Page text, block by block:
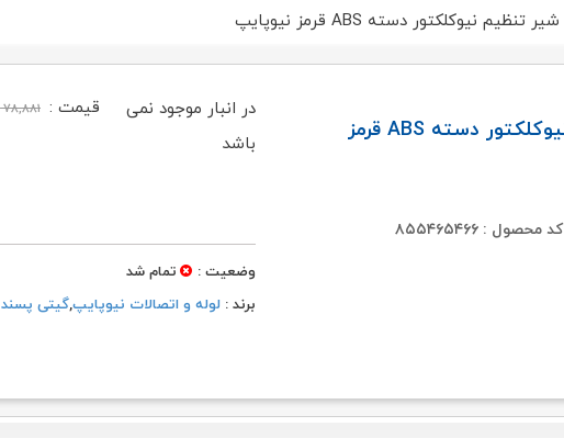
شیر تنظیم نیوکلکتور دسته ABS قرمز نیوپایپ
شیر تنظیم نیوکلکتور دسته ABS قرمز
کد محصول : ۸۵۵۴۶۵۴۶۶
قیمت : ۷۸,۸۸۱
در انبار موجود نمی
باشد
وضعیت :
تمام شد
برند : لوله و اتصالات نیوپایپ,گیتی پسند